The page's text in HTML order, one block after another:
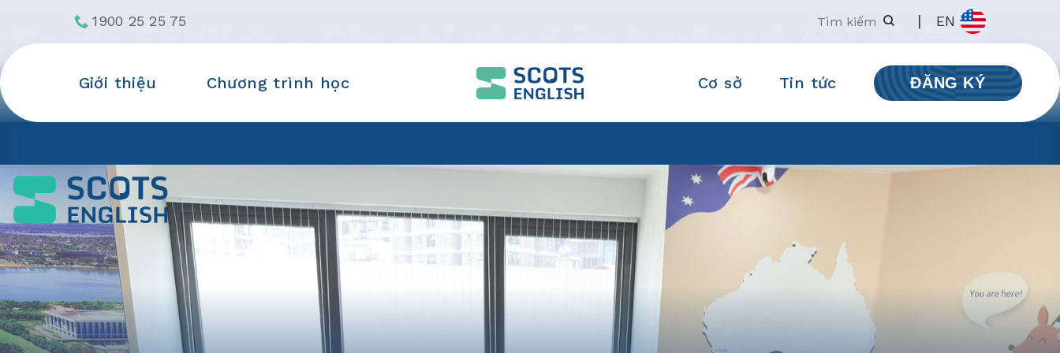
content
1900 25 25 75 | EN
Giới thiệu Chương trình học Cơ sở Tin tức ĐĂNG KÝ
Scots English - Địa chỉ vàng ôn luyện và thi chứng
chỉ Cambridge chuẩn Quốc tế